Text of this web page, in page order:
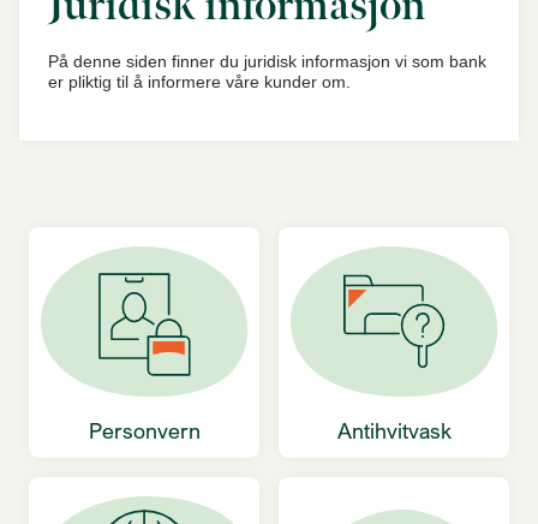
På denne siden finner du juridisk informasjon vi som bank
er pliktig til å informere våre kunder om.
Personvern Antihvitvask